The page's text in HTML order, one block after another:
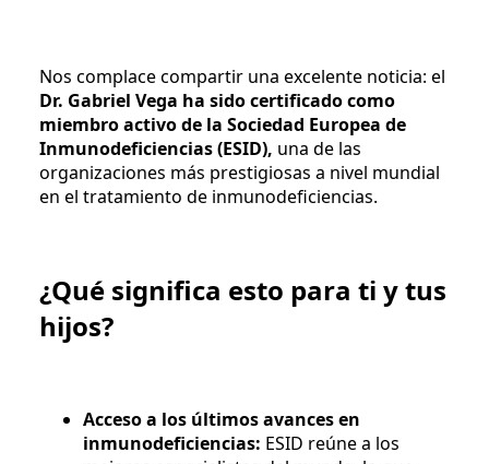
Nos complace compartir una excelente noticia: el
Dr. Gabriel Vega ha sido certificado como
miembro activo de la Sociedad Europea de
Inmunodeficiencias (ESID), una de las
organizaciones más prestigiosas a nivel mundial
en el tratamiento de inmunodeficiencias.
¿Qué significa esto para ti y tus
hijos?
Acceso a los últimos avances en
inmunodeficiencias: ESID reúne a los